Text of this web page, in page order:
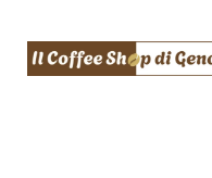
contenuto